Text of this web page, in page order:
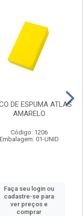
DE ESPUMA ATLAS
AMARELO
Código: 1206
Embalagem: 01-UNID
Faça seu login ou
cadastre-se para
ver preços e
comprar